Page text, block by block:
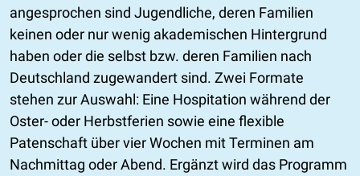
angesprochen sind Jugendliche, deren Familien
keinen oder nur wenig akademischen Hintergrund
haben oder die selbst bzw. deren Familien nach
Deutschland zugewandert sind. Zwei Formate
stehen zur Auswahl: Eine Hospitation während der
Oster- oder Herbstferien sowie eine flexible
Patenschaft über vier Wochen mit Terminen am
Nachmittag oder Abend. Ergänzt wird das Programm